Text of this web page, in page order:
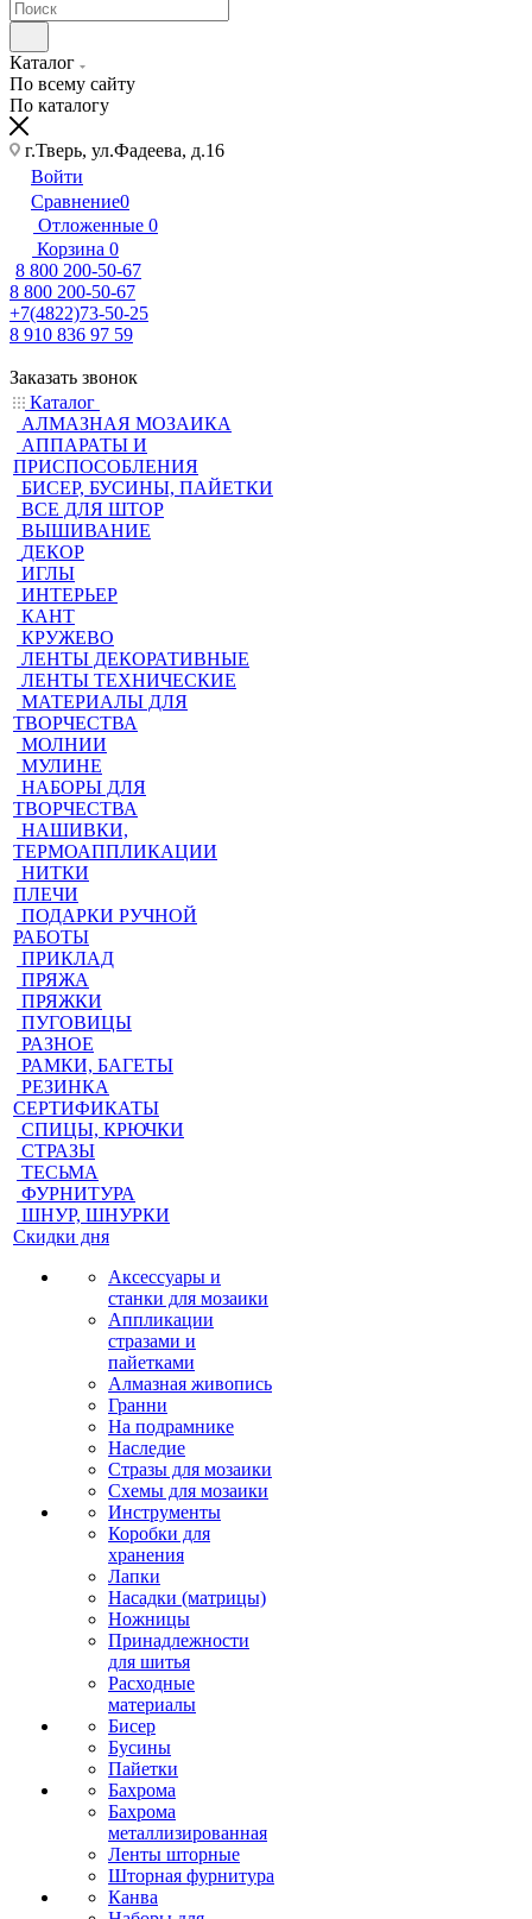
Каталог
По всему сайту
По каталогу
г.Тверь, ул.Фадеева, д.16
Войти
Сравнение0
Отложенные 0
Корзина 0
8 800 200-50-67
8 800 200-50-67
+7(4822)73-50-25
8 910 836 97 59
Заказать звонок
Каталог
АЛМАЗНАЯ МОЗАИКА
АППАРАТЫ И
ПРИСПОСОБЛЕНИЯ
БИСЕР, БУСИНЫ, ПАЙЕТКИ
ВСЕ ДЛЯ ШТОР
ВЫШИВАНИЕ
ДЕКОР
ИГЛЫ
ИНТЕРЬЕР
КАНТ
КРУЖЕВО
ЛЕНТЫ ДЕКОРАТИВНЫЕ
ЛЕНТЫ ТЕХНИЧЕСКИЕ
МАТЕРИАЛЫ ДЛЯ
ТВОРЧЕСТВА
МОЛНИИ
МУЛИНЕ
НАБОРЫ ДЛЯ
ТВОРЧЕСТВА
НАШИВКИ,
ТЕРМОАППЛИКАЦИИ
НИТКИ
ПЛЕЧИ
ПОДАРКИ РУЧНОЙ
РАБОТЫ
ПРИКЛАД
ПРЯЖА
ПРЯЖКИ
ПУГОВИЦЫ
РАЗНОЕ
РАМКИ, БАГЕТЫ
РЕЗИНКА
СЕРТИФИКАТЫ
СПИЦЫ, КРЮЧКИ
СТРАЗЫ
ТЕСЬМА
ФУРНИТУРА
ШНУР, ШНУРКИ
Скидки дня
Аксессуары и
станки для мозаики
Аппликации
стразами и
пайетками
Алмазная живопись
Гранни
На подрамнике
Наследие
Стразы для мозаики
Схемы для мозаики
Инструменты
Коробки для
хранения
Лапки
Насадки (матрицы)
Ножницы
Принадлежности
для шитья
Расходные
материалы
Бисер
Бусины
Пайетки
Бахрома
Бахрома
металлизированная
Ленты шторные
Шторная фурнитура
Канва